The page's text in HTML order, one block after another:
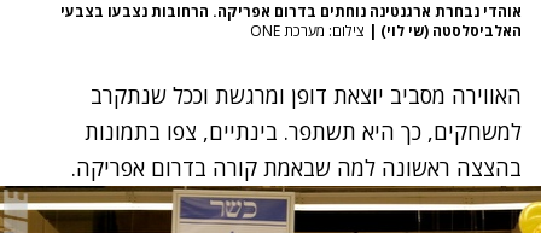
אוהדי נבחרת ארגנטינה נוחתים בדרום אפריקה. הרחובות נצבעו בצבעי
האלביסלסטה (שי לוי) | צילום: מערכת ONE
האווירה מסביב יוצאת דופן ומרגשת וככל שנתקרב
למשחקים, כך היא תשתפר. בינתיים, צפו בתמונות
בהצצה ראשונה למה שבאמת קורה בדרום אפריקה.